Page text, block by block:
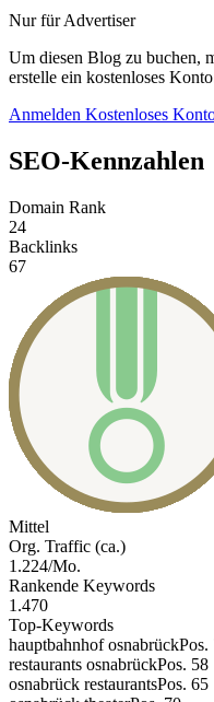
Nur für Advertiser
Um diesen Blog zu buchen,
erstelle ein kostenloses
Anmelden Kostenloses
SEO-Kennzahlen
Domain Rank
24
Backlinks
67
Mittel
Org. Traffic (ca.)
1.224/Mo.
Rankende Keywords
1.470
Top-Keywords
hauptbahnhof osnabrückPos.
restaurants osnabrückPos. 58
osnabrück restaurantsPos. 65